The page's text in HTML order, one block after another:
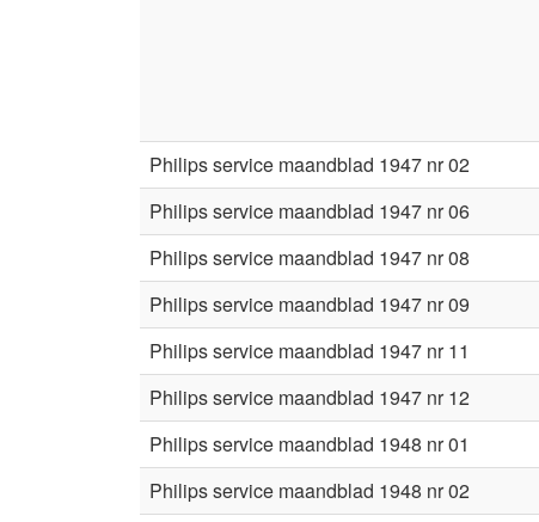
Philips service maandblad 1947 nr 02
Philips service maandblad 1947 nr 06
Philips service maandblad 1947 nr 08
Philips service maandblad 1947 nr 09
Philips service maandblad 1947 nr 11
Philips service maandblad 1947 nr 12
Philips service maandblad 1948 nr 01
Philips service maandblad 1948 nr 02